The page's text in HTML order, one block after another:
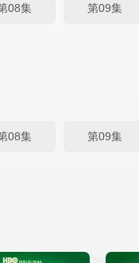
08集 第09集
08集 第09集